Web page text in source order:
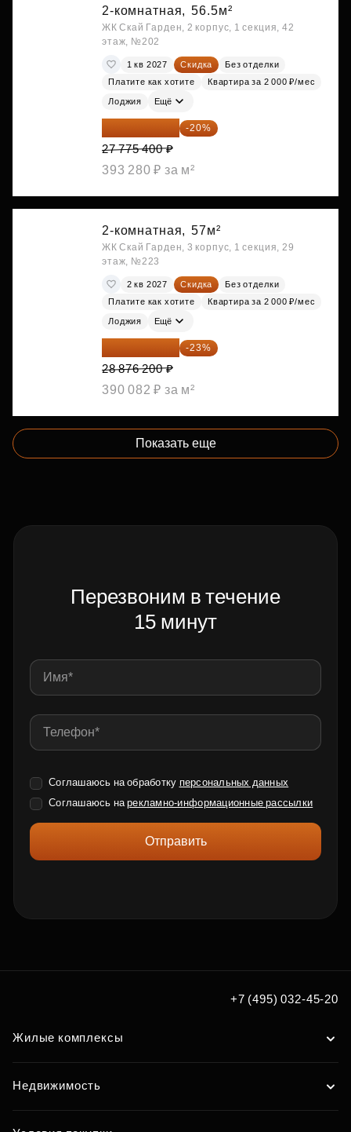
2-комнатная, 56.5м²
ЖК Скай Гарден, 2 корпус, 1 секция, 42
этаж, №202
1 кв 2027 Скидка
Без отделки
Платите как хотите
Квартира за 2 000 ₽/мес
Лоджия Ещё
22 220 320 ₽ -20%
27 775 400 ₽
393 280 ₽ за м²
2-комнатная, 57м²
ЖК Скай Гарден, 3 корпус, 1 секция, 29
этаж, №223
2 кв 2027 Скидка
Без отделки
Платите как хотите
Квартира за 2 000 ₽/мес
Лоджия Ещё
22 234 674 ₽ -23%
28 876 200 ₽
390 082 ₽ за м²
Показать еще
Перезвоним в течение
15 минут
Соглашаюсь на обработку персональных данных
Соглашаюсь нарекламно-информационные рассылки
Отправить
+7 (495) 032-45-20
Жилые комплексы
Недвижимость